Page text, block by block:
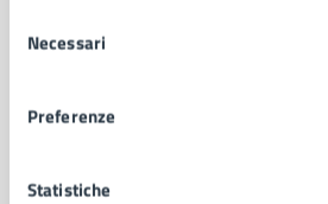
delNecessari
Preferenze
Statistiche
Enti e fondazioni
Personale amministrativo